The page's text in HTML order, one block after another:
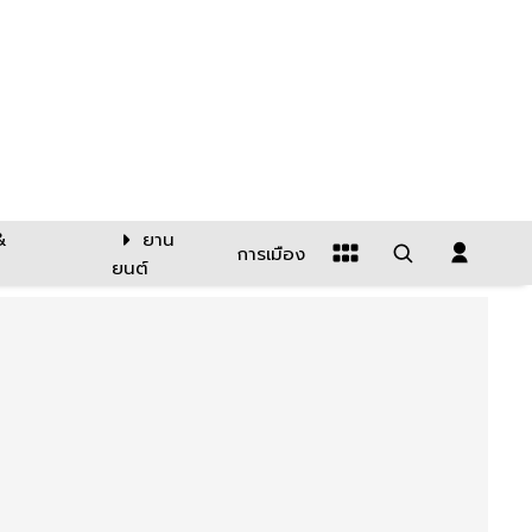
ยาน
ยนต์
การเมือง